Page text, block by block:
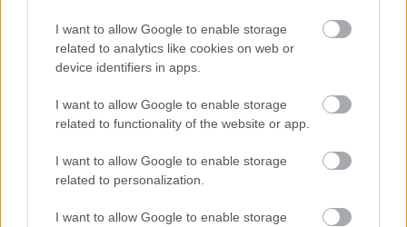
I want to allow Google to enable storage
related to analytics like cookies on web or
device identifiers in apps.
I want to allow Google to enable storage
related to functionality of the website or app.
I want to allow Google to enable storage
related to personalization.
I want to allow Google to enable storage